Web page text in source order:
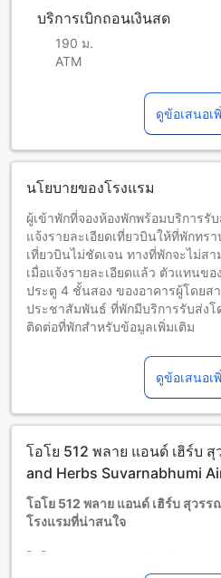
บริการเบิกถอนเงินสด
190 ม.
ATM
ดูข้อเสนอเ
นโยบายของโรงแรม
ผู้เข้าพักที่จองห้องพักพร้อมบริการ
แจ้งรายละเอียดเที่ยวบินให้ที่พักทร
เที่ยวบินไม่ชัดเจน ทางที่พักจะไม่ส
เมื่อแจ้งรายละเอียดแล้ว ตัวแทนข
ประตู 4 ชั้นสอง ของอาคารผู้โดยส
ประชาสัมพันธ์ ที่พักมีบริการรับส่งโ
ติดต่อที่พักสำหรับข้อมูลเพิ่มเติม
เด็กทารกอายุ 0-2 ปี (รวมอายุ 2 ปี)
พักฟรี หากใช้เตียงที่มีอยู่ หมายเหตุ:
มีค่าใช้จ่ายเพิ่มเติม โดยบริการจะ
เด็กอายุ 3-6 ปี (รวมอายุ 6 ปี)
ผู้เข้าพักอายุ 7 ปีขึ้นไปถือเป็นผู้ใหญ่
บริการเตียงเสริมขึ้นอยู่กับประเภทห้
โปรดทราบว่า เมื่อจองห้องพักมาก
นโยบายที่แตกต่างหรือเงื่อนไขเพิ่มเติ
ดูข้อเสนอเ
โอโย 512 พลาย แอนด์ เฮิร์บ
and Herbs Suvarnabhumi
โอโย 512 พลาย แอนด์ เฮิร์บ สุวร
โรงแรมที่น่าสนใจ